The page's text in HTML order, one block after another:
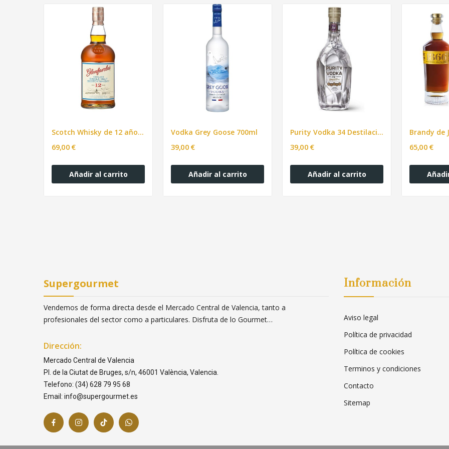
Scotch Whisky de 12 años Glenfarclas
69,00 €
Añadir al carrito
Vodka Grey Goose 700ml
39,00 €
Añadir al carrito
Purity Vodka 34 Destilaciones Suecia bot. 70cl
39,00 €
Añadir al carrito
65,00 €
Supergourmet
Vendemos de forma directa desde el Mercado Central de Valencia, tanto a
profesionales del sector como a particulares. Disfruta de lo Gourmet…
Dirección:
Mercado Central de Valencia
Pl. de la Ciutat de Bruges, s/n, 46001 València, Valencia.
Telefono: (34) 628 79 95 68
Email: info@supergourmet.es
Información
Aviso legal
Política de privacidad
Política de cookies
Terminos y condiciones
Contacto
Sitemap